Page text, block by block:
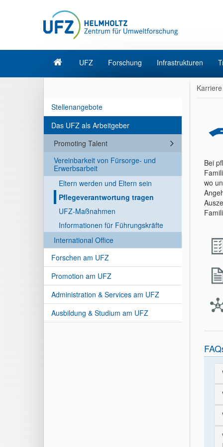
UFZ Forschung Infrastrukturen
Stellenangebote
Das UFZ als Arbeitgeber
Promoting Talent
Vereinbarkeit von Fürsorge- und
Erwerbsarbeit
Eltern werden und Eltern sein
Pflegeverantwortung tragen
UFZ-Maßnahmen
Informationen für Führungskräfte
International Office
Forschen am UFZ
Promotion am UFZ
Administration & Services am UFZ
Ausbildung & Studium am UFZ
Bei
wo